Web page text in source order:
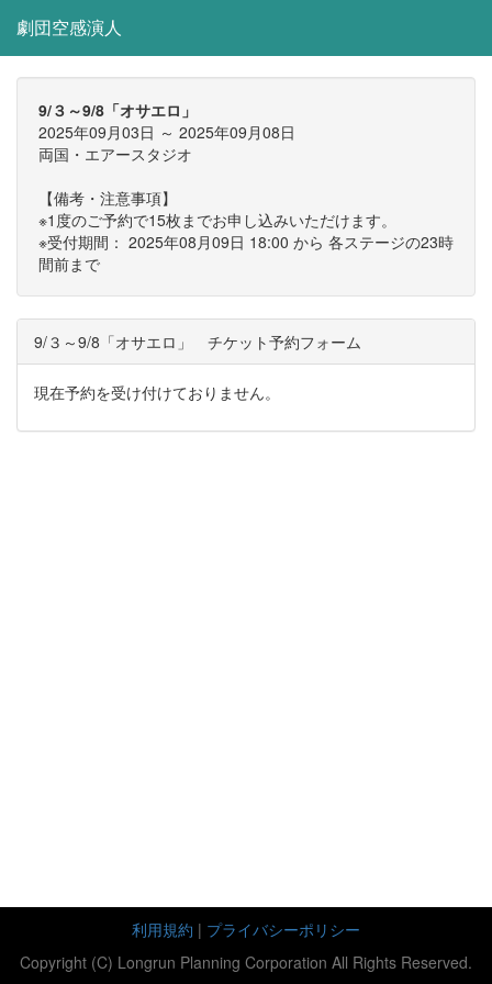
劇団空感演人
9/３～9/8「オサエロ」
2025年09月03日 ～ 2025年09月08日
両国・エアースタジオ
【備考・注意事項】
※1度のご予約で15枚までお申し込みいただけます。
※受付期間： 2025年08月09日 18:00 から 各ステージの23時
間前まで
9/３～9/8「オサエロ」 チケット予約フォーム
現在予約を受け付けておりません。
利用規約 | プライバシーポリシー
Copyright (C) Longrun Planning Corporation All Rights Reserved.